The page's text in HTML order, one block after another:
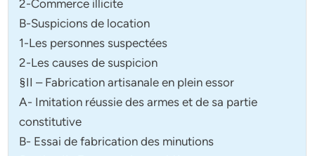
2-Commerce illicite
B-Suspicions de location
1-Les personnes suspectées
2-Les causes de suspicion
§II – Fabrication artisanale en plein essor
A- Imitation réussie des armes et de sa partie
constitutive
B- Essai de fabrication des minutions